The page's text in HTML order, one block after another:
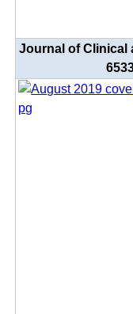
Journal of Clinical